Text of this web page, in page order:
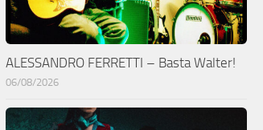
ALESSANDRO FERRETTI – Basta Walter!
06/08/2026